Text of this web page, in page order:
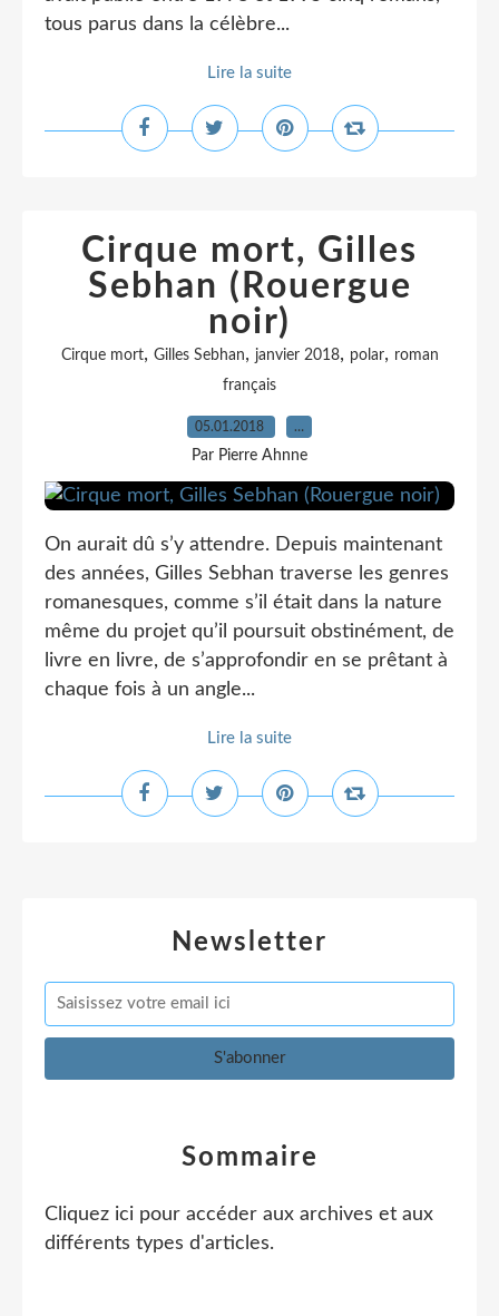
tous parus dans la célèbre...
Lire la suite
Cirque mort, Gilles
Sebhan (Rouergue
noir)
Cirque mort, Gilles Sebhan, janvier 2018, polar, roman
français
05.01.2018 …
Par Pierre Ahnne
On aurait dû s’y attendre. Depuis maintenant
des années, Gilles Sebhan traverse les genres
romanesques, comme s’il était dans la nature
même du projet qu’il poursuit obstinément, de
livre en livre, de s’approfondir en se prêtant à
chaque fois à un angle...
Lire la suite
Newsletter
Sommaire
Cliquez ici pour accéder aux archives et aux
différents types d'articles.